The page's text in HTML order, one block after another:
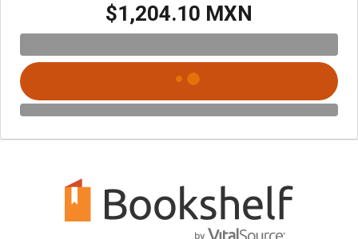
$1,204.10 MXN